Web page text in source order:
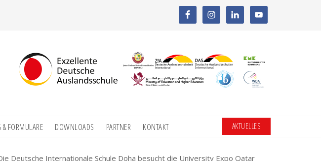
FORMULARE DOWNLOADS PARTNER KONTAKT AKTUELLES
Deutsche Internationale Schule Doha besucht die University Expo Qatar